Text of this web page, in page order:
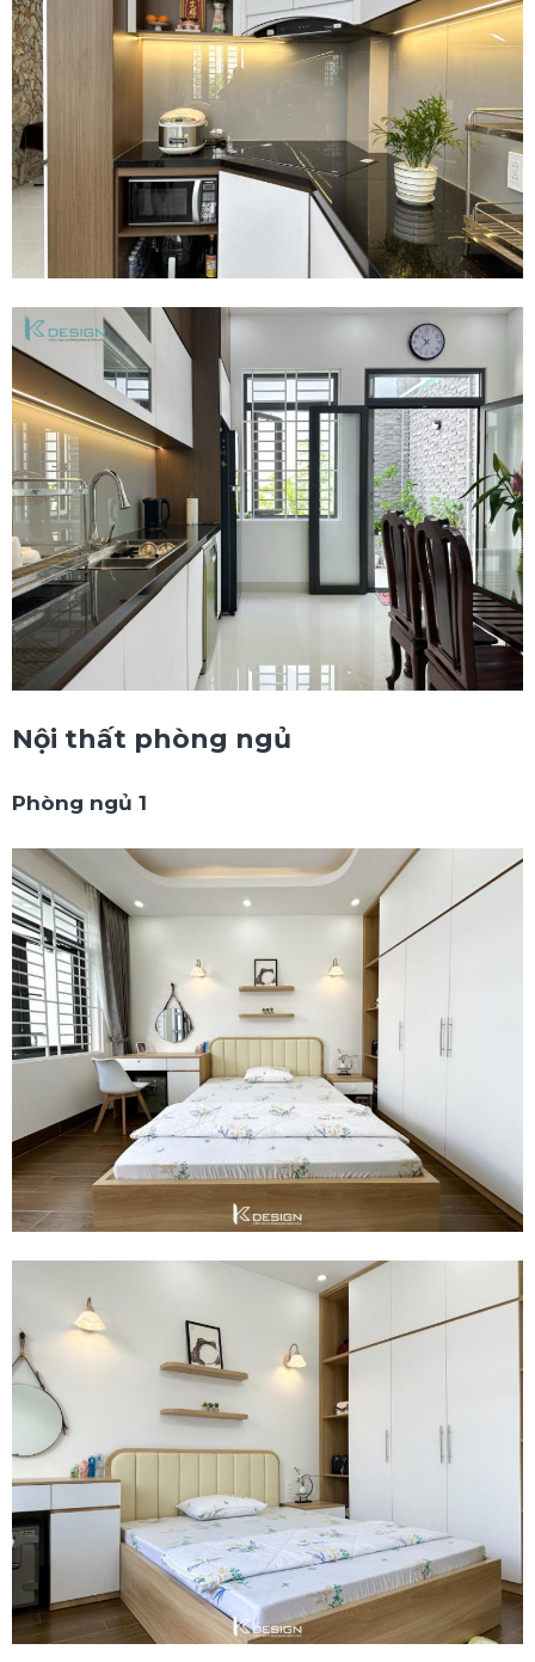
Nội thất phòng ngủ
Phòng ngủ 1